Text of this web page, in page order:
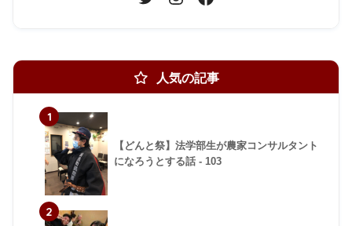
人気の記事
1
【どんと祭】法学部生が農家コンサルタント
になろうとする話 - 103
2